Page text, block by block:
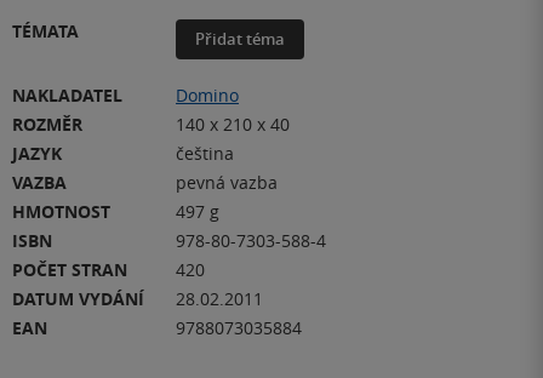
TÉMATA
Přidat téma
NAKLADATEL
Domino
ROZMĚR
140 x 210 x 40
JAZYK
čeština
VAZBA
pevná vazba
HMOTNOST
497 g
ISBN
978-80-7303-588-4
POČET STRAN
420
DATUM VYDÁNÍ
28.02.2011
EAN
9788073035884